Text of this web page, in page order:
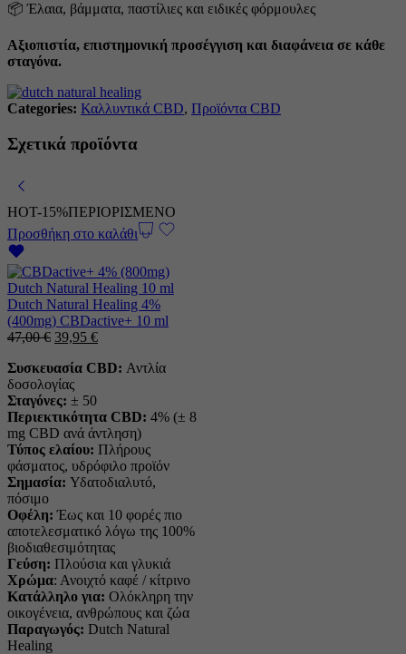
📦 Έλαια, βάμματα, παστίλιες και ειδικές φόρμουλες
Αξιοπιστία, επιστημονική προσέγγιση και διαφάνεια σε κάθε
σταγόνα.
Categories: Καλλυντικά CBD, Προϊόντα CBD
Σχετικά προϊόντα
HOT-15%ΠΕΡΙΟΡΙΣΜΕΝΟ
Προσθήκη στο καλάθι
Dutch Natural Healing 4%
(400mg) CBDactive+ 10 ml
47,00€ Η
τιμή
ήταν:
47,00 €.
39,95 €Η
τιμή
Συσκευασία CBD: Αντλία
δοσολογίας
Σταγόνες: ± 50
Περιεκτικότητα CBD: 4% (± 8
mg CBD ανά άντληση)
Τύπος ελαίου: Πλήρους
φάσματος, υδρόφιλο προϊόν
Σημασία: Υδατοδιαλυτό,
πόσιμο
Οφέλη: Έως και 10 φορές πιο
αποτελεσματικό λόγω της 100%
βιοδιαθεσιμότητας
Γεύση: Πλούσια και γλυκιά
Χρώμα: Ανοιχτό καφέ / κίτρινο
Κατάλληλο για: Ολόκληρη την
οικογένεια, ανθρώπους και ζώα
Παραγωγός: Dutch Natural
Healing